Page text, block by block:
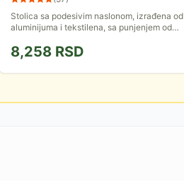
Stolica sa podesivim naslonom, izrađena od
aluminijuma i tekstilena, sa punjenjem od
8,258 RSD